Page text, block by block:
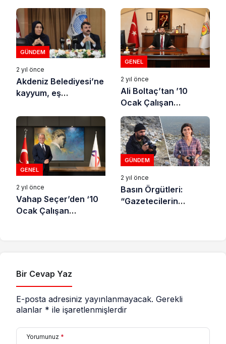
vazgeçin”
açıklama:
“Gazetecilere yapılan
operasyon değil,
baskı dalgası…”
GÜNDEM
2 yıl önce
Akdeniz Belediyesi’ne
kayyum, eş
GENEL
2 yıl önce
Ali Boltaç’tan ’10
Ocak Çalışan
Gazeteciler Günü’
mesajı
GENEL
2 yıl önce
Vahap Seçer’den ‘10
Ocak Çalışan
GÜNDEM
2 yıl önce
Basın Örgütleri:
“Gazetecilerin
Bir Cevap Yaz
E-posta adresiniz yayınlanmayacak. Gerekli
alanlar * ile işaretlenmişlerdir
Yorumunuz *